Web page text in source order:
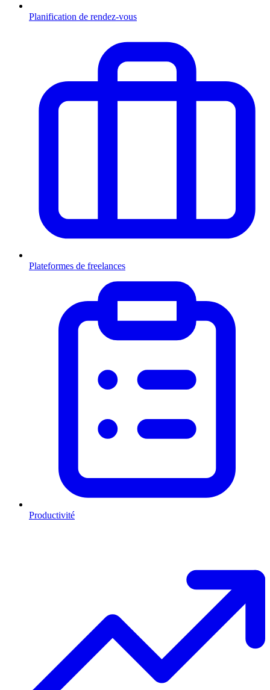
Planification de rendez-vous
Plateformes de freelances
Productivité